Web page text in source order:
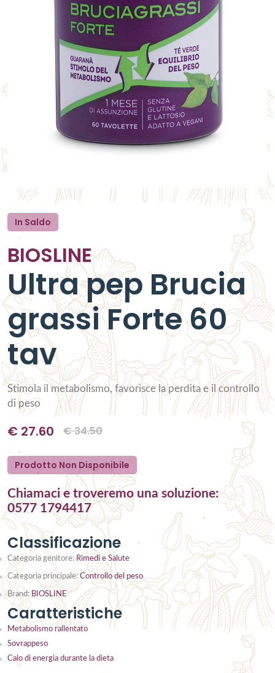
In Saldo
BIOSLINE
Ultra pep Brucia
grassi Forte 60
tav
Stimola il metabolismo, favorisce la perdita e il controllo
di peso
€ 27.60 €34.50
Prodotto Non Disponibile
Chiamaci e troveremo una soluzione:
0577 1794417
Classificazione
Categoria genitore: Rimedi e Salute
Categoria principale:Controllo del peso
Brand: BIOSLINE
Caratteristiche
Metabolismo rallentato
Sovrappeso
Calo di energia durante la dieta